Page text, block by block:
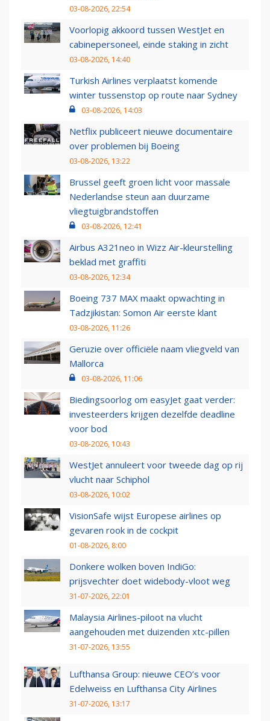
03-08-2026, 22:54
Voorlopig akkoord tussen WestJet en
cabinepersoneel, einde staking in zicht
03-08-2026, 14:40
Turkish Airlines verplaatst komende
winter tussenstop op route naar Sydney
03-08-2026, 14:03
Netflix publiceert nieuwe documentaire
over problemen bij Boeing
03-08-2026, 13:22
Brussel geeft groen licht voor massale
Nederlandse steun aan duurzame
vliegtuigbrandstoffen
03-08-2026, 12:41
Airbus A321neo in Wizz Air-kleurstelling
beklad met graffiti
03-08-2026, 12:34
Boeing 737 MAX maakt opwachting in
Tadzjikistan: Somon Air eerste klant
03-08-2026, 11:26
Geruzie over officiële naam vliegveld van
Mallorca
03-08-2026, 11:06
Biedingsoorlog om easyJet gaat verder:
investeerders krijgen dezelfde deadline
voor bod
03-08-2026, 10:43
WestJet annuleert voor tweede dag op rij
vlucht naar Schiphol
03-08-2026, 10:02
VisionSafe wijst Europese airlines op
gevaren rook in de cockpit
01-08-2026, 8:00
Donkere wolken boven IndiGo:
prijsvechter doet widebody-vloot weg
31-07-2026, 22:01
Malaysia Airlines-piloot na vlucht
aangehouden met duizenden xtc-pillen
31-07-2026, 13:55
Lufthansa Group: nieuwe CEO’s voor
Edelweiss en Lufthansa City Airlines
31-07-2026, 13:17